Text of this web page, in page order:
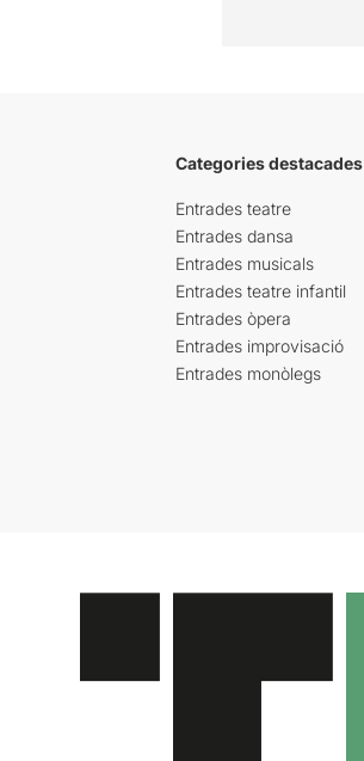
Categories destacades
Entrades teatre
Entrades dansa
Entrades musicals
Entrades teatre infantil
Entrades òpera
Entrades improvisació
Entrades monòlegs